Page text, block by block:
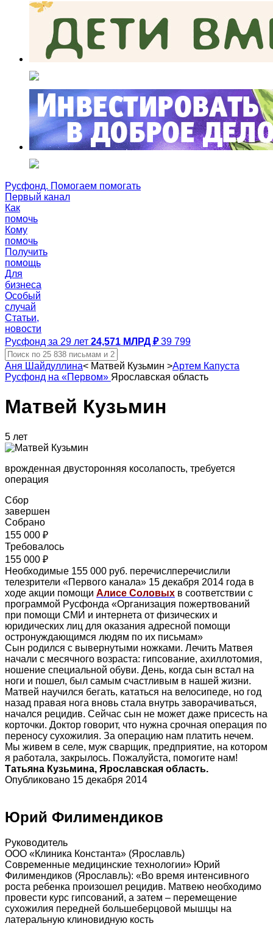
Русфонд. Помогаем помогать
Первый канал
Как
помочь
Кому
помочь
Получить
помощь
Для
бизнеса
Особый
случай
Статьи,
новости
Русфонд за 29 лет 24,571 МЛРД ₽ 39 799
Аня Шайдуллина< Матвей Кузьмин >Артем Капуста
Русфонд на «Первом» Ярославская область
Матвей Кузьмин
5 лет
врожденная двусторонняя косолапость, требуется
операция
Сбор
завершен
Собрано
155 000 ₽
Требовалось
155 000 ₽
Необходимые 155 000 руб. перечислперечислили
телезрители «Первого канала» 15 декабря 2014 года в
ходе акции помощи Алисе Соловых в соответствии с
программой Русфонда «Организация пожертвований
при помощи СМИ и интернета от физических и
юридических лиц для оказания адресной помощи
остронуждающимся людям по их письмам»
Сын родился с вывернутыми ножками. Лечить Матвея
начали с месячного возраста: гипсование, ахиллотомия,
ношение специальной обуви. День, когда сын встал на
ноги и пошел, был самым счастливым в нашей жизни.
Матвей научился бегать, кататься на велосипеде, но год
назад правая нога вновь стала внутрь заворачиваться,
начался рецидив. Сейчас сын не может даже присесть на
корточки. Доктор говорит, что нужна срочная операция по
переносу сухожилия. За операцию нам платить нечем.
Мы живем в селе, муж сварщик, предприятие, на котором
я работала, закрылось. Пожалуйста, помогите нам!
Татьяна Кузьмина, Ярославская область.
Опубликовано 15 декабря 2014
Юрий Филимендиков
Руководитель
ООО «Клиника Константа» (Ярославль)
Современные медицинские технологии» Юрий
Филимендиков (Ярославль): «Во время интенсивного
роста ребенка произошел рецидив. Матвею необходимо
провести курс гипсований, а затем – перемещение
сухожилия передней большеберцовой мышцы на
латеральную клиновидную кость